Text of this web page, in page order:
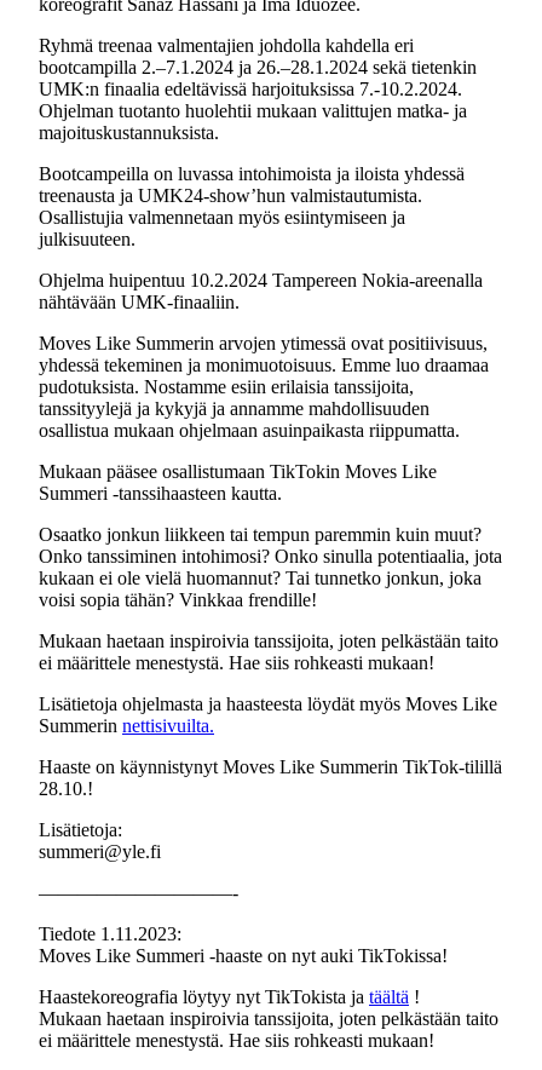
koreografit Sanaz Hassani ja Ima Iduozee.
Ryhmä treenaa valmentajien johdolla kahdella eri
bootcampilla 2.–7.1.2024 ja 26.–28.1.2024 sekä tietenkin
UMK:n finaalia edeltävissä harjoituksissa 7.-10.2.2024.
Ohjelman tuotanto huolehtii mukaan valittujen matka- ja
majoituskustannuksista.
Bootcampeilla on luvassa intohimoista ja iloista yhdessä
treenausta ja UMK24-show’hun valmistautumista.
Osallistujia valmennetaan myös esiintymiseen ja
julkisuuteen.
Ohjelma huipentuu 10.2.2024 Tampereen Nokia-areenalla
nähtävään UMK-finaaliin.
Moves Like Summerin arvojen ytimessä ovat positiivisuus,
yhdessä tekeminen ja monimuotoisuus. Emme luo draamaa
pudotuksista. Nostamme esiin erilaisia tanssijoita,
tanssityylejä ja kykyjä ja annamme mahdollisuuden
osallistua mukaan ohjelmaan asuinpaikasta riippumatta.
Mukaan pääsee osallistumaan TikTokin Moves Like
Summeri -tanssihaasteen kautta.
Osaatko jonkun liikkeen tai tempun paremmin kuin muut?
Onko tanssiminen intohimosi? Onko sinulla potentiaalia, jota
kukaan ei ole vielä huomannut? Tai tunnetko jonkun, joka
voisi sopia tähän? Vinkkaa frendille!
Mukaan haetaan inspiroivia tanssijoita, joten pelkästään taito
ei määrittele menestystä. Hae siis rohkeasti mukaan!
Lisätietoja ohjelmasta ja haasteesta löydät myös Moves Like
Summerin nettisivuilta.
Haaste on käynnistynyt Moves Like Summerin TikTok-tilillä
28.10.!
Lisätietoja:
summeri@yle.fi
——————————-
Tiedote 1.11.2023:
Moves Like Summeri -haaste on nyt auki TikTokissa!
Haastekoreografia löytyy nyt TikTokista ja täältä !
Mukaan haetaan inspiroivia tanssijoita, joten pelkästään taito
ei määrittele menestystä. Hae siis rohkeasti mukaan!